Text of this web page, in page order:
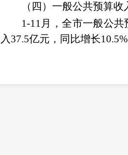
（四）一般公共预算
1-11月，全市一般公共
入37.5亿元，同比增长10.5%